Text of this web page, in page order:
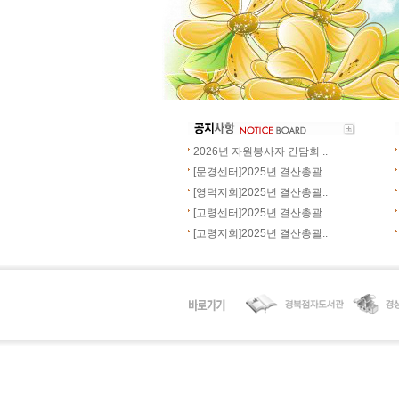
2026년 자원봉사자 간담회 ..
[문경센터]2025년 결산총괄..
[영덕지회]2025년 결산총괄..
[고령센터]2025년 결산총괄..
[고령지회]2025년 결산총괄..